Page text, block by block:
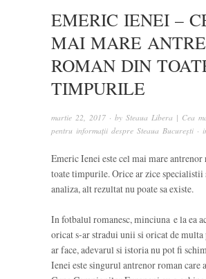
EMERIC IENEI –
MAI MARE
ROMAN DIN
TIMPURILE
martie 22, 2017 · by Steaua Libera | Cea
pentru informații despre Steaua București ·
Emeric Ienei este cel mai mare
toate timpurile. Orice ar zice
analiza, alt rezultat nu poate sa existe.
In fotbalul romanesc, minciuna e la ea
oricat s-ar stradui unii si oricat de multa
ar face, adevarul si istoria nu pot fi
Ienei este singurul antrenor roman care